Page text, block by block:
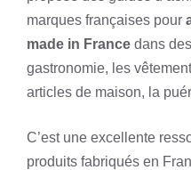
marques françaises pour
made in France dans
gastronomie, les
articles de maison, la
C’est une excellente
produits fabriqués en